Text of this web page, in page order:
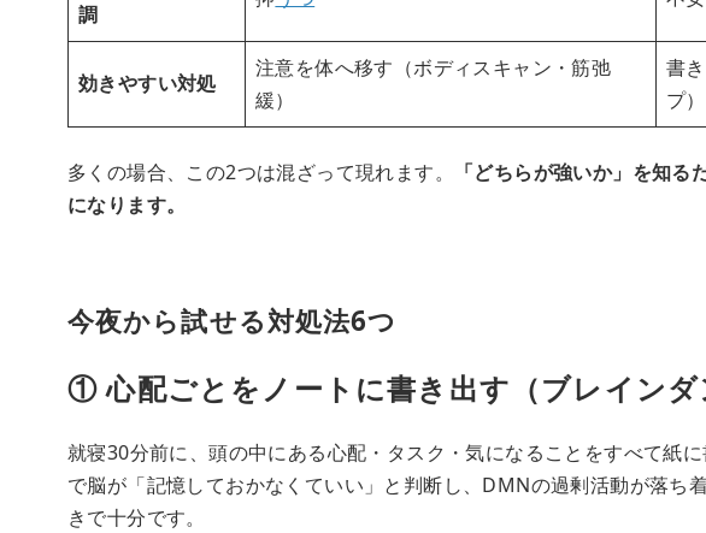
調
効きやすい対処
注意を体へ移す（ボディスキャン・筋弛
緩）
書
プ）
多くの場合、この2つは混ざって現れます。
「どちらが強いか」を知
になります。
今夜から試せる対処法6つ
① 心配ごとをノートに書き出す（ブレインダ
就寝30分前に、頭の中にある心配・タスク・気になることをすべて紙
で脳が「記憶しておかなくていい」と判断し、DMNの過剰活動が落ち
きで十分です。